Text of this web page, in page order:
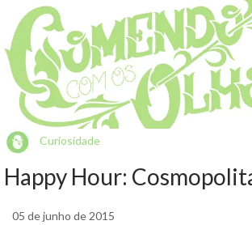
Curiosidade
Happy Hour:
05 de junho de 2015